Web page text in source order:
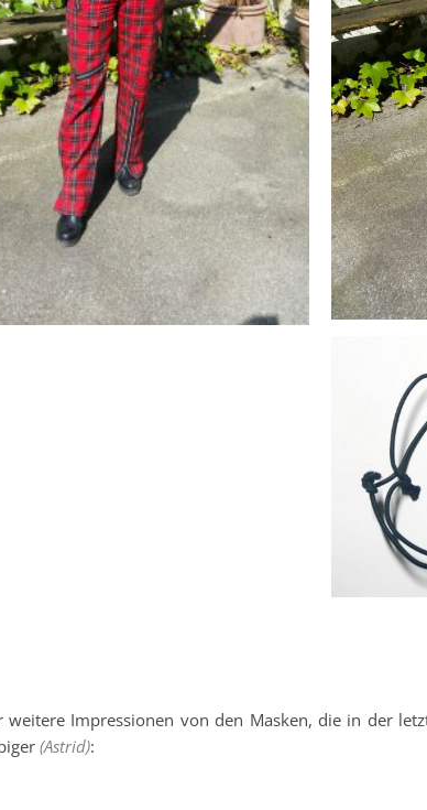
weitere Impressionen von den Masken, die in der
(Astrid):